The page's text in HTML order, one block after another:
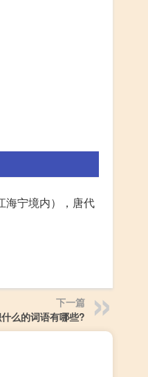
海宁境内），唐代
下一篇
么的词语有哪些?